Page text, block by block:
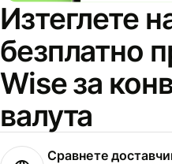
Изтеглете
безплатно
Wise за
валута
Сравнете